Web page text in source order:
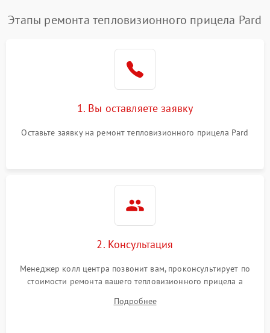
Этапы ремонта тепловизионного прицела Pard
1. Вы оставляете заявку
Оставьте заявку на ремонт тепловизионного прицела Pard
2. Консультация
Менеджер колл центра позвонит вам, проконсультирует по
стоимости ремонта вашего тепловизионного прицела а
Подробнее